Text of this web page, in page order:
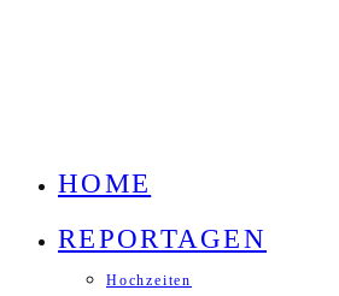
HOME
REPORTAGEN
Hochzeiten